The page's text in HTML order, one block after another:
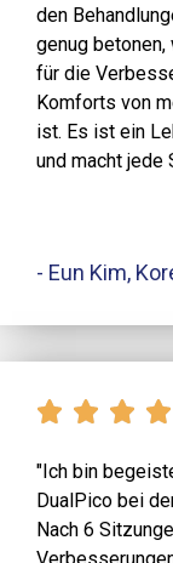
den
genug
für die
Komforts von
ist. Es ist ein
und macht jede
- Eun Kim,
"Ich bin
DualPico bei
Nach 6